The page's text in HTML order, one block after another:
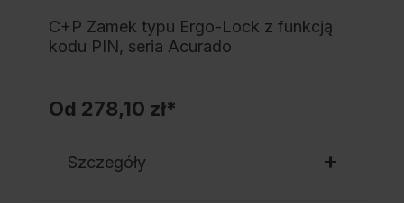
C+P Zamek typu Ergo-Lock z funkcją
kodu PIN, seria Acurado
Od 278,10 zł*
Szczegóły